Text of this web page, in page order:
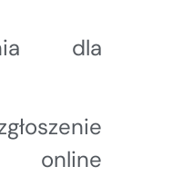
dla
online